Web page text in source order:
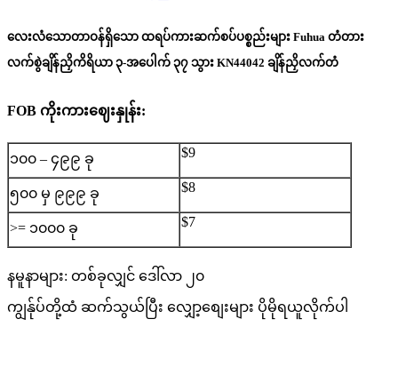
လေးလံသောတာဝန်ရှိသော ထရပ်ကားဆက်စပ်ပစ္စည်းများ Fuhua တံတား
လက်စွဲချိန်ညှိကိရိယာ ၃-အပေါက် ၃၇ သွား KN44042 ချိန်ညှိလက်တံ
FOB ကိုးကားဈေးနှုန်း:
၁၀၀ – ၄၉၉ ခု $9
၅၀၀ မှ ၉၉၉ ခု $8
>= ၁၀၀၀ ခု $7
နမူနာများ: တစ်ခုလျှင် ဒေါ်လာ ၂၀
ကျွန်ုပ်တို့ထံ ဆက်သွယ်ပြီး လျှော့စျေးများ ပိုမိုရယူလိုက်ပါ